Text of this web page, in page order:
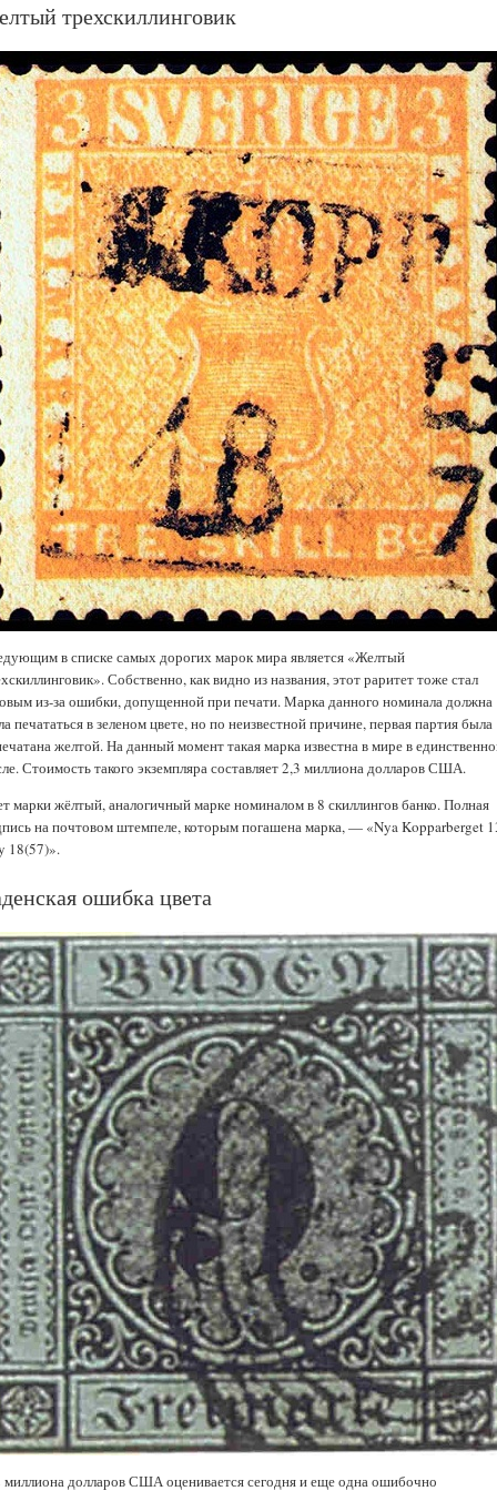
трехскиллинговик
в списке самых дорогих марок мира является «Желтый
Собственно, как видно из названия, этот раритет тоже стал
из-за ошибки, допущенной при печати. Марка данного номинала должна
печататься в зеленом цвете, но по неизвестной причине, первая партия была
желтой. На данный момент такая марка известна в мире в
Стоимость такого экземпляра составляет 2,3 миллиона долларов США.
марки жёлтый, аналогичный марке номиналом в 8 скиллингов банко. Полная
на почтовом штемпеле, которым погашена марка, — «Nya Kopparberget
18(57)».
ошибка цвета
долларов США оценивается сегодня и еще одна ошибочно